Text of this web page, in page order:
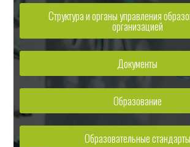
Структура и органы управления
организацией
Документы
Образование
Образовательные стандарты